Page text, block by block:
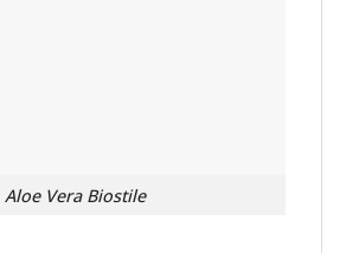
Aloe Vera Biostile